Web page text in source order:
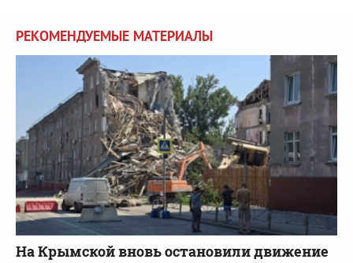
РЕКОМЕНДУЕМЫЕ МАТЕРИАЛЫ
На Крымской вновь остановили движение